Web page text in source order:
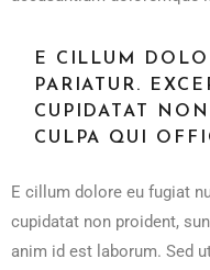
E CILLUM
PARIATUR.
CUPIDATAT
CULPA QUI
E cillum dolore eu fugiat
cupidatat non proident,
anim id est laborum. Sed